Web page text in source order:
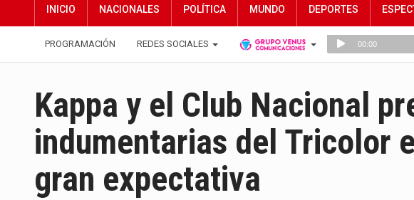
INICIO NACIONALES POLÍTICA MUNDO DEPORTES
PROGRAMACIÓN REDES SOCIALES
Kappa y el Club Nacional
indumentarias del Tricolor
gran expectativa